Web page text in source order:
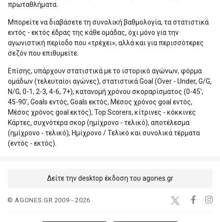
πρωταθλήματα.
Μπορείτε να διαβάσετε τη συνολική βαθμολογία, τα στατιστικά
εντός - εκτός έδρας της κάθε ομάδας, όχι μόνο για την
αγωνιστική περίοδο που «τρέχει», αλλά και για περισσότερες
σεζόν που επιθυμείτε.
Επίσης, υπάρχουν στατιστικά με το ιστορικό αγώνων, φόρμα
ομάδων (τελευταίοι αγώνες), στατιστικά Goal (Over - Under, G/G,
N/G, 0-1, 2-3, 4-6, 7+), κατανομή χρόνου σκοραρίσματος (0-45',
45-90', Goals εντός, Goals εκτός, Μέσος χρόνος goal εντός,
Μέσος χρόνος goal εκτός), Top Scorers, κίτρινες - κόκκινες
Κάρτες, συχνότερα σκορ (ημίχρονο - τελικό), αποτέλεσμα
(ημίχρονο - τελικό), Ημίχρονο / Τελικό και συνολικά τέρματα
(εντός - εκτός).
Δείτε την desktop έκδοση του agones.gr
© AGONES.GR 2009 - 2026